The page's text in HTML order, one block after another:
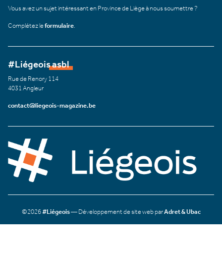
Vous avez un sujet intéressant en Province de Liège à nous soumettre ?
Complétez leformulaire
#Liégeois asbl
Rue de Renory 114
4031 Angleur
contact@liegeois-magazine.be
©2026#Liégeois— Développement de site web parAdret & Ubac